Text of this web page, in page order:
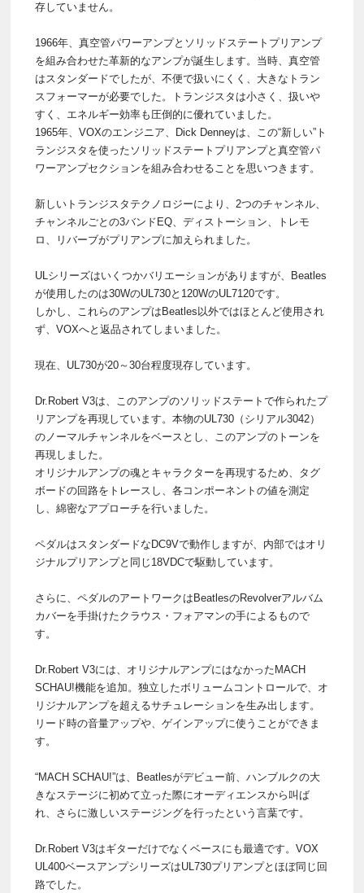
存していません。
1966年、真空管パワーアンプとソリッドステートプリアンプ
を組み合わせた革新的なアンプが誕生します。当時、真空管
はスタンダードでしたが、不便で扱いにくく、大きなトラン
スフォーマーが必要でした。トランジスタは小さく、扱いや
すく、エネルギー効率も圧倒的に優れていました。
1965年、VOXのエンジニア、Dick Denneyは、この“新しい”ト
ランジスタを使ったソリッドステートプリアンプと真空管パ
ワーアンプセクションを組み合わせることを思いつきます。
新しいトランジスタテクノロジーにより、2つのチャンネル、
チャンネルごとの3バンドEQ、ディストーション、トレモ
ロ、リバーブがプリアンプに加えられました。
ULシリーズはいくつかバリエーションがありますが、Beatles
が使用したのは30WのUL730と120WのUL7120です。
しかし、これらのアンプはBeatles以外ではほとんど使用され
ず、VOXへと返品されてしまいました。
現在、UL730が20～30台程度現存しています。
Dr.Robert V3は、このアンプのソリッドステートで作られたプ
リアンプを再現しています。本物のUL730（シリアル3042）
のノーマルチャンネルをベースとし、このアンプのトーンを
再現しました。
オリジナルアンプの魂とキャラクターを再現するため、タグ
ボードの回路をトレースし、各コンポーネントの値を測定
し、綿密なアプローチを行いました。
ペダルはスタンダードなDC9Vで動作しますが、内部ではオリ
ジナルプリアンプと同じ18VDCで駆動しています。
さらに、ペダルのアートワークはBeatlesのRevolverアルバム
カバーを手掛けたクラウス・フォアマンの手によるもので
す。
Dr.Robert V3には、オリジナルアンプにはなかったMACH
SCHAU!機能を追加。独立したボリュームコントロールで、オ
リジナルアンプを超えるサチュレーションを生み出します。
リード時の音量アップや、ゲインアップに使うことができま
す。
“MACH SCHAU!”は、Beatlesがデビュー前、ハンブルクの大
きなステージに初めて立った際にオーディエンスから叫ば
れ、さらに激しいステージングを行ったという言葉です。
Dr.Robert V3はギターだけでなくベースにも最適です。VOX
UL400ベースアンプシリーズはUL730プリアンプとほぼ同じ回
路でした。